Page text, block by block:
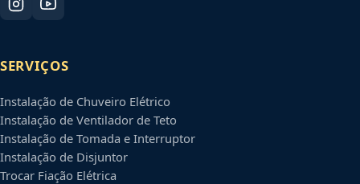
SERVIÇOS
Instalação de Chuveiro Elétrico
Instalação de Ventilador de Teto
Instalação de Tomada e Interruptor
Instalação de Disjuntor
Trocar Fiação Elétrica